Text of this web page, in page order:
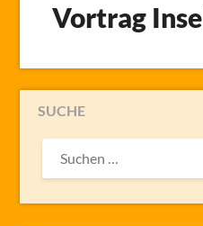
Vortrag
SUCHE
SUCHEN
NACH: